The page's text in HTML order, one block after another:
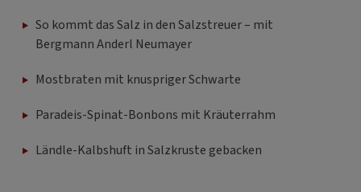
So kommt das Salz in den Salzstreuer – mit
Bergmann Anderl Neumayer
Mostbraten mit knuspriger Schwarte
Paradeis-Spinat-Bonbons mit Kräuterrahm
Ländle-Kalbshuft in Salzkruste gebacken